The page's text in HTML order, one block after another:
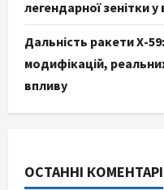
легендарної зенітки у
Дальність ракети Х-
модифікацій,
впливу
ОСТАННІ КОМЕНТАРІ